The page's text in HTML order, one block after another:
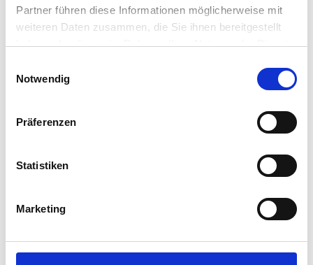
Partner führen diese Informationen möglicherweise mit
weiteren Daten zusammen, die Sie ihnen bereitgestellt
haben oder die sie im Rahmen Ihrer Nutzung der Dienste
Notwendig
Präferenzen
Statistiken
Marketing